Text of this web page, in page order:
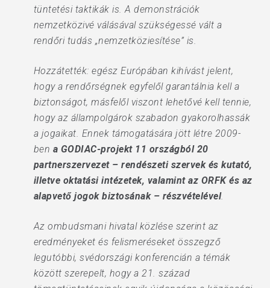
tüntetési taktikák is. A demonstrációk
nemzetközivé válásával szükségessé vált a
rendőri tudás „nemzetköziesítése” is.
Hozzátették: egész Európában kihívást jelent,
hogy a rendőrségnek egyfelől garantálnia kell a
biztonságot, másfelől viszont lehetővé kell tennie,
hogy az állampolgárok szabadon gyakorolhassák
a jogaikat. Ennek támogatására jött létre 2009-
ben a GODIAC-projekt 11 országból 20
partnerszervezet – rendészeti szervek és kutató,
illetve oktatási intézetek, valamint az ORFK és az
alapvető jogok biztosának – részvételével.
Az ombudsmani hivatal közlése szerint az
eredményeket és felismeréseket összegző
legutóbbi, svédországi konferencián a témák
között szerepelt, hogy a 21. század